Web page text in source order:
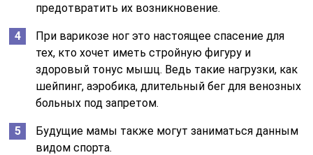
предотвратить их возникновение.
При варикозе ног это настоящее спасение для
тех, кто хочет иметь стройную фигуру и
здоровый тонус мышц. Ведь такие нагрузки, как
шейпинг, аэробика, длительный бег для венозных
больных под запретом.
Будущие мамы также могут заниматься данным
видом спорта.